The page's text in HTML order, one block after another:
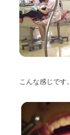
こんな感じです。